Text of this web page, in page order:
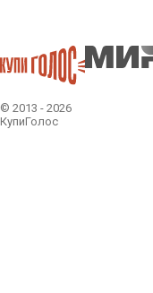
© 2013 - 2026
КупиГолос